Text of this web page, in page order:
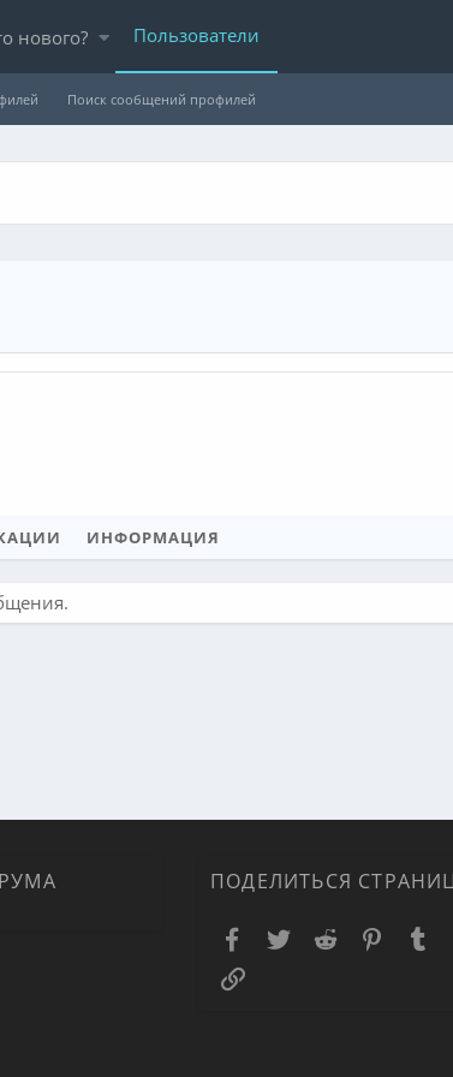
нового? Пользователи
Поиск сообщений профилей
ИНФОРМАЦИЯ
ПОДЕЛИТЬСЯ
Facebook
TwitterReddit
Ссылка